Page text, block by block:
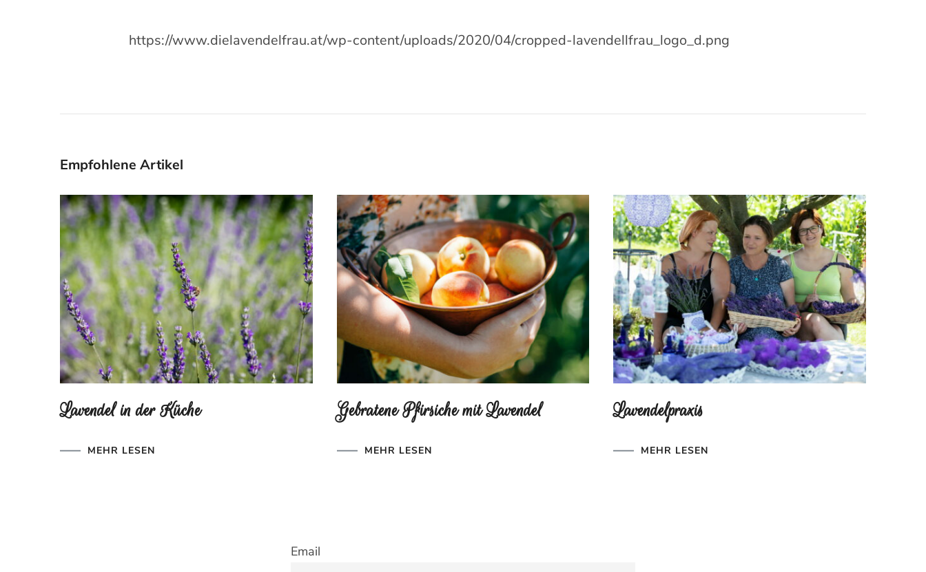
https://www.dielavendelfrau.at/wp-content/uploads/2020/04/cropped-lavendellfrau_logo_d.png
Empfohlene Artikel
Lavendel in der Küche
MEHR LESEN
Gebratene Pfirsiche mit Lavendel
MEHR LESEN
Lavendelpraxis
MEHR LESEN
Email